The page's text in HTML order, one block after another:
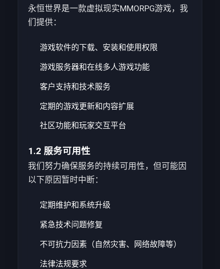
永恒世界是一款虚拟现实MMORPG游戏，我
们提供：
游戏软件的下载、安装和使用权限
游戏服务器和在线多人游戏功能
客户支持和技术服务
定期的游戏更新和内容扩展
社区功能和玩家交互平台
1.2 服务可用性
我们努力确保服务的持续可用性，但可能因
以下原因暂时中断：
定期维护和系统升级
紧急技术问题修复
不可抗力因素（自然灾害、网络故障等）
法律法规要求